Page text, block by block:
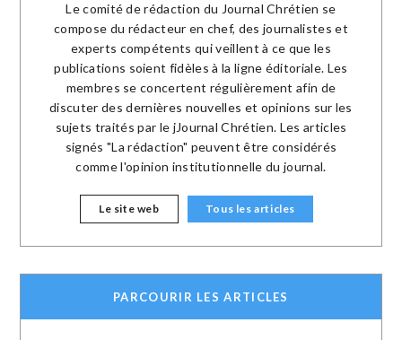
Le comité de rédaction du Journal Chrétien se
compose du rédacteur en chef, des journalistes et
experts compétents qui veillent à ce que les
publications soient fidèles à la ligne éditoriale. Les
membres se concertent régulièrement afin de
discuter des dernières nouvelles et opinions sur les
sujets traités par le jJournal Chrétien. Les articles
signés "La rédaction" peuvent être considérés
comme l'opinion institutionnelle du journal.
Le site web Tous les articles
PARCOURIR LES ARTICLES